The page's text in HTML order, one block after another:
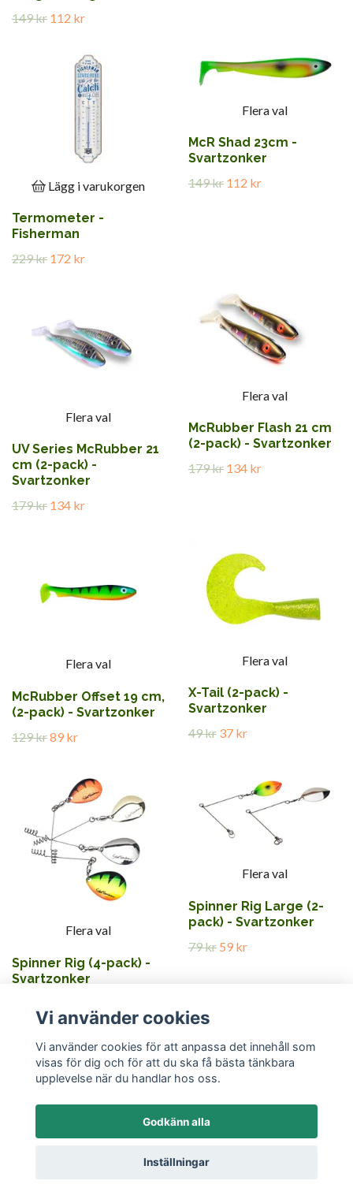
149 kr 112 kr
Lägg i varukorgen
Termometer -
Fisherman
229 kr 172 kr
Flera val
McR Shad 23cm -
Svartzonker
149 kr 112 kr
Flera val
UV Series McRubber 21
cm (2-pack) -
Svartzonker
179 kr 134 kr
Flera val
McRubber Flash 21 cm
(2-pack) - Svartzonker
179 kr 134 kr
Flera val
McRubber Offset 19 cm,
(2-pack) - Svartzonker
129 kr89 kr
Flera val
X-Tail (2-pack) -
Svartzonker
49 kr 37 kr
Flera val
Spinner Rig (4-pack) -
Svartzonker
Flera val
Spinner Rig Large (2-
pack) - Svartzonker
79 kr 59 kr
Vi använder cookies
Vi använder cookies för att anpassa det innehåll som
visas för dig och för att du ska få bästa tänkbara
upplevelse när du handlar hos oss.
Godkänn alla
Inställningar